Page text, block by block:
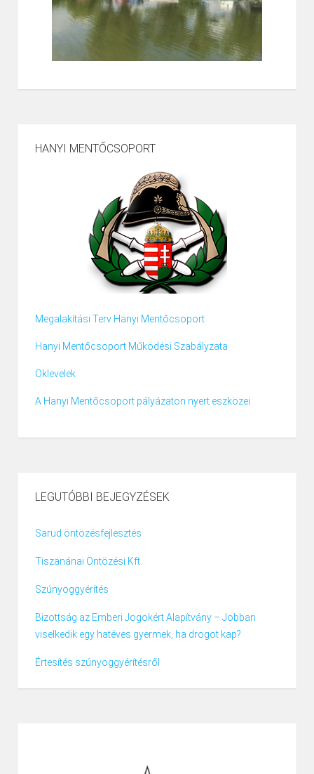
HANYI MENTŐCSOPORT
Megalakítási Terv Hanyi Mentőcsoport
Hanyi Mentőcsoport Működési Szabályzata
Oklevelek
A Hanyi Mentőcsoport pályázaton nyert eszközei
LEGUTÓBBI BEJEGYZÉSEK
Sarud öntözésfejlesztés
Tiszanánai Öntözési Kft.
Szúnyoggyérítés
Bizottság az Emberi Jogokért Alapítvány – Jobban
viselkedik egy hatéves gyermek, ha drogot kap?
Értesítés szúnyoggyérítésről